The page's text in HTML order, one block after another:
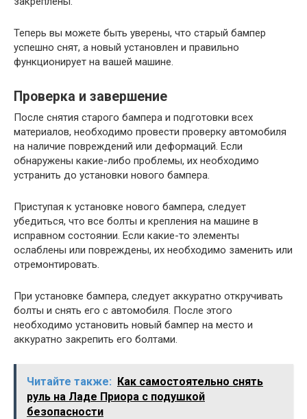
Теперь вы можете быть уверены, что старый бампер
успешно снят, а новый установлен и правильно
функционирует на вашей машине.
Проверка и завершение
После снятия старого бампера и подготовки всех
материалов, необходимо провести проверку автомобиля
на наличие повреждений или деформаций. Если
обнаружены какие-либо проблемы, их необходимо
устранить до установки нового бампера.
Приступая к установке нового бампера, следует
убедиться, что все болты и крепления на машине в
исправном состоянии. Если какие-то элементы
ослаблены или повреждены, их необходимо заменить или
отремонтировать.
При установке бампера, следует аккуратно откручивать
болты и снять его с автомобиля. После этого
необходимо установить новый бампер на место и
аккуратно закрепить его болтами.
Читайте также: Как самостоятельно снять
руль на Ладе Приора с подушкой
безопасности